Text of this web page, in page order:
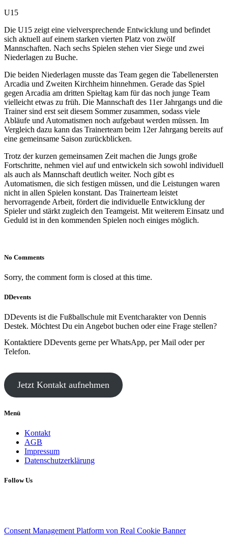
U15
Die U15 zeigt eine vielversprechende Entwicklung und befindet
sich aktuell auf einem starken vierten Platz von zwölf
Mannschaften. Nach sechs Spielen stehen vier Siege und zwei
Niederlagen zu Buche.
Die beiden Niederlagen musste das Team gegen die Tabellenersten
Arcadia und Zweiten Kirchheim hinnehmen. Gerade das Spiel
gegen Arcadia am dritten Spieltag kam für das noch junge Team
vielleicht etwas zu früh. Die Mannschaft des 11er Jahrgangs und die
Trainer sind erst seit diesem Sommer zusammen, sodass viele
Abläufe und Automatismen noch aufgebaut werden müssen. Im
Vergleich dazu kann das Trainerteam beim 12er Jahrgang bereits auf
eine gemeinsame Saison zurückblicken.
Trotz der kurzen gemeinsamen Zeit machen die Jungs große
Fortschritte, nehmen viel auf und entwickeln sich sowohl individuell
als auch als Mannschaft deutlich weiter. Noch gibt es
Automatismen, die sich festigen müssen, und die Leistungen waren
nicht in allen Spielen konstant. Das Trainerteam leistet
hervorragende Arbeit, fördert die individuelle Entwicklung der
Spieler und stärkt zugleich den Teamgeist. Mit weiterem Einsatz und
Geduld ist in den kommenden Spielen noch einiges möglich.
No Comments
Sorry, the comment form is closed at this time.
DDevents
DDevents ist die Fußballschule mit Eventcharakter von Dennis
Destek. Möchtest Du ein Angebot buchen oder eine Frage stellen?
Kontaktiere DDevents gerne per WhatsApp, per Mail oder per
Telefon.
Jetzt Kontakt aufnehmen
Menü
Kontakt
AGB
Impressum
Datenschutzerklärung
Follow Us
Consent Management Platform von Real Cookie Banner